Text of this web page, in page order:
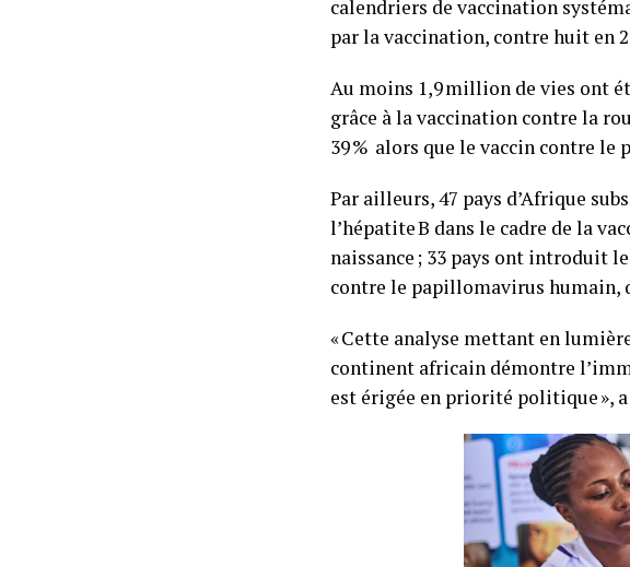
calendriers de vaccination
par la vaccination, contre huit en
Au moins 1,9 million de vies ont
grâce à la vaccination contre la
39 % alors que le vaccin contre le
Par ailleurs, 47 pays d’Afrique
l’hépatite B dans le cadre de la
naissance ; 33 pays ont introduit
contre le papillomavirus humain,
« Cette analyse mettant en
continent africain démontre
est érigée en priorité politique »,